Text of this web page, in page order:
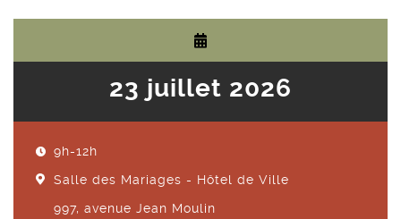
23 juillet 2026
9h-12h
Salle des Mariages - Hôtel de Ville
997, avenue Jean Moulin